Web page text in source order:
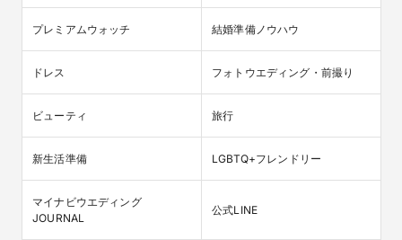
プレミアムウォッチ 結婚準備ノウハウ
ドレス フォトウエディング・前撮り
ビューティ 旅行
新生活準備 LGBTQ+フレンドリー
マイナビウエディング
JOURNAL
公式LINE